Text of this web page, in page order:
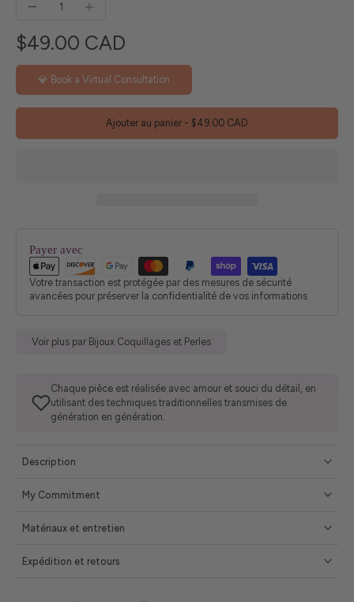
$49.00 CAD
💎 Book a Virtual Consultation
Ajouter au panier - $49.00 CAD
Payer avec
Votre transaction est protégée par des mesures de sécurité
avancées pour préserver la confidentialité de vos informations
Voir plus par Bijoux Coquillages et Perles
Chaque pièce est réalisée avec amour et souci du détail, en
utilisant des techniques traditionnelles transmises de
génération en génération.
Description
My Commitment
Matériaux et entretien
Expédition et retours